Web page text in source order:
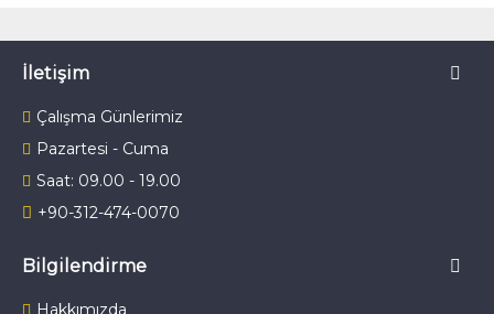
İletişim
Çalışma Günlerimiz
Pazartesi - Cuma
Saat: 09.00 - 19.00
+90-312-474-0070
Bilgilendirme
Hakkımızda